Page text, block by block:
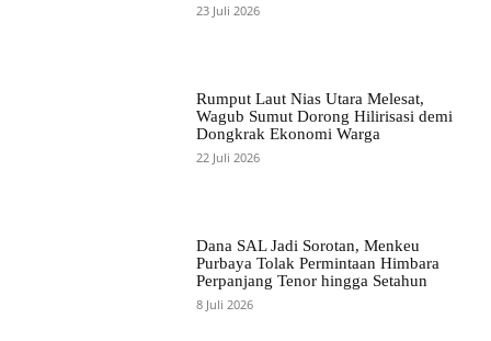
23 Juli 2026
Rumput Laut Nias Utara Melesat,
Wagub Sumut Dorong Hilirisasi demi
Dongkrak Ekonomi Warga
22 Juli 2026
Dana SAL Jadi Sorotan, Menkeu
Purbaya Tolak Permintaan Himbara
Perpanjang Tenor hingga Setahun
8 Juli 2026